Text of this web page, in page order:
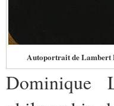
Autoportrait de Lambert
Dominique